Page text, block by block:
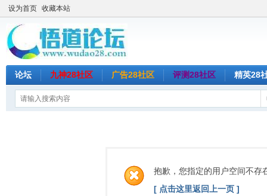
设为首页 收藏本站
论坛 九神28社区 广告28社区 评测28社区 精英28
抱歉，您指定的用户空间不存
[ 点击这里返回上一页 ]